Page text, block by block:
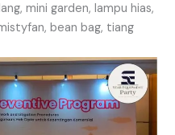
mini garden, lampu hias,
bean bag, tiang